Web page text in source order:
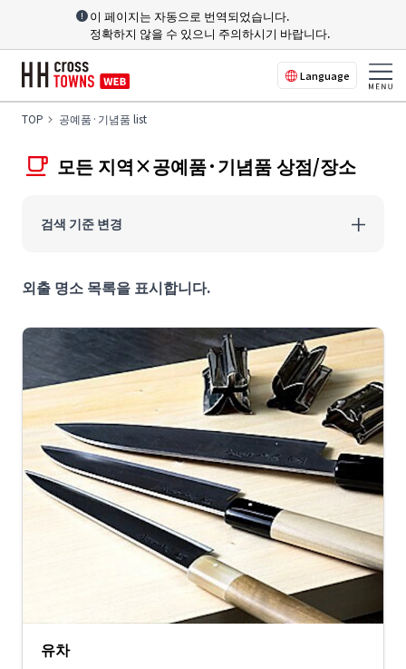
이 페이지는 자동으로 번역되었습니다.
정확하지 않을 수 있으니 주의하시기 바랍니다.
Language
TOP 공예품·기념품 list
모든 지역×공예품·기념품 상점/장소
검색 기준 변경
외출 명소 목록을 표시합니다.
유차